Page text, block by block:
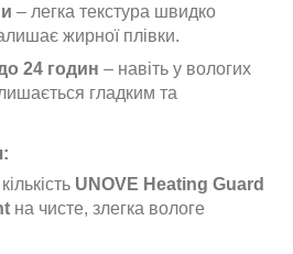
– легка текстура швидко
жирної плівки.
24 годин – навіть у вологих
гладким та
UNOVE Heating Guard
на чисте, злегка вологе